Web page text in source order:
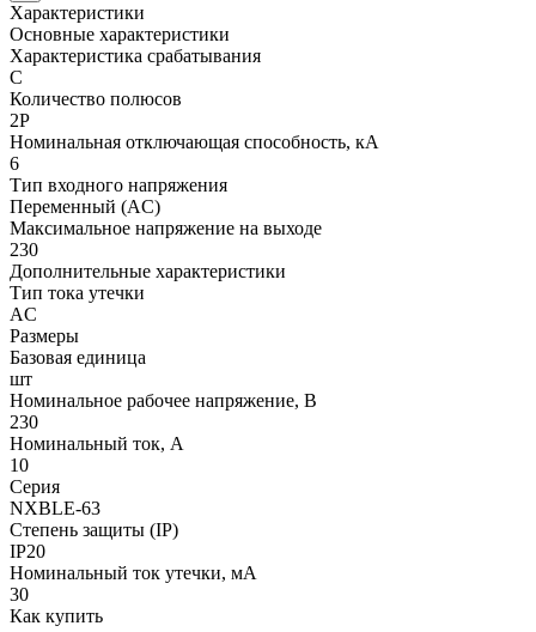
Характеристики
Основные характеристики
Характеристика срабатывания
C
Количество полюсов
2P
Номинальная отключающая способность, кА
6
Тип входного напряжения
Переменный (AC)
Максимальное напряжение на выходе
230
Дополнительные характеристики
Тип тока утечки
AC
Размеры
Базовая единица
шт
Номинальное рабочее напряжение, В
230
Номинальный ток, А
10
Серия
NXBLE-63
Степень защиты (IP)
IP20
Номинальный ток утечки, мА
30
Как купить